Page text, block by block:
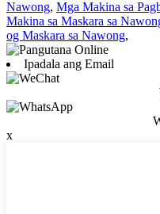
Nawong, Mga Makina sa
Makina sa Maskara sa
og Maskara sa Nawong,
Ipadala ang Email
x